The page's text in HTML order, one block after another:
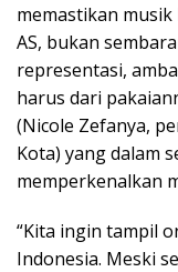
memastikan musik
AS, bukan
representasi,
harus dari
(Nicole Zefanya,
Kota) yang dalam
memperkenalkan
“Kita ingin tampil
Indonesia. Meski